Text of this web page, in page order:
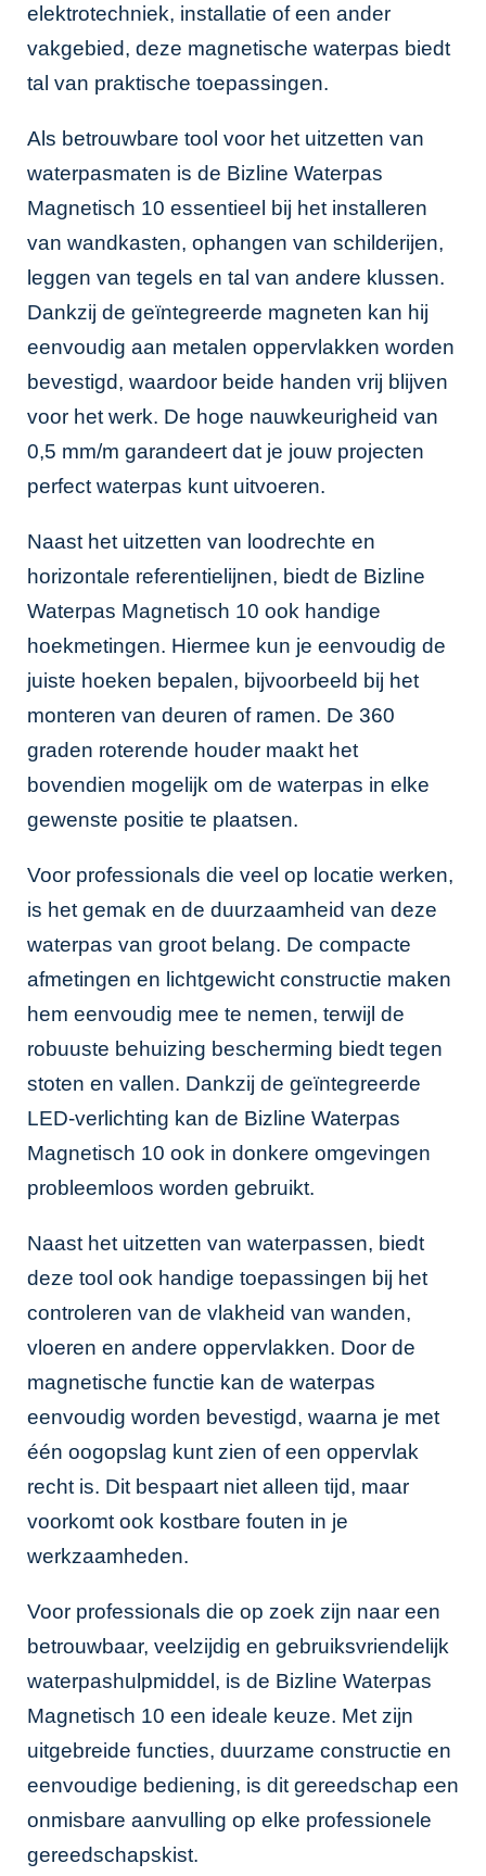
elektrotechniek, installatie of een ander
vakgebied, deze magnetische waterpas biedt
tal van praktische toepassingen.
Als betrouwbare tool voor het uitzetten van
waterpasmaten is de Bizline Waterpas
Magnetisch 10 essentieel bij het installeren
van wandkasten, ophangen van schilderijen,
leggen van tegels en tal van andere klussen.
Dankzij de geïntegreerde magneten kan hij
eenvoudig aan metalen oppervlakken worden
bevestigd, waardoor beide handen vrij blijven
voor het werk. De hoge nauwkeurigheid van
0,5 mm/m garandeert dat je jouw projecten
perfect waterpas kunt uitvoeren.
Naast het uitzetten van loodrechte en
horizontale referentielijnen, biedt de Bizline
Waterpas Magnetisch 10 ook handige
hoekmetingen. Hiermee kun je eenvoudig de
juiste hoeken bepalen, bijvoorbeeld bij het
monteren van deuren of ramen. De 360
graden roterende houder maakt het
bovendien mogelijk om de waterpas in elke
gewenste positie te plaatsen.
Voor professionals die veel op locatie werken,
is het gemak en de duurzaamheid van deze
waterpas van groot belang. De compacte
afmetingen en lichtgewicht constructie maken
hem eenvoudig mee te nemen, terwijl de
robuuste behuizing bescherming biedt tegen
stoten en vallen. Dankzij de geïntegreerde
LED-verlichting kan de Bizline Waterpas
Magnetisch 10 ook in donkere omgevingen
probleemloos worden gebruikt.
Naast het uitzetten van waterpassen, biedt
deze tool ook handige toepassingen bij het
controleren van de vlakheid van wanden,
vloeren en andere oppervlakken. Door de
magnetische functie kan de waterpas
eenvoudig worden bevestigd, waarna je met
één oogopslag kunt zien of een oppervlak
recht is. Dit bespaart niet alleen tijd, maar
voorkomt ook kostbare fouten in je
werkzaamheden.
Voor professionals die op zoek zijn naar een
betrouwbaar, veelzijdig en gebruiksvriendelijk
waterpashulpmiddel, is de Bizline Waterpas
Magnetisch 10 een ideale keuze. Met zijn
uitgebreide functies, duurzame constructie en
eenvoudige bediening, is dit gereedschap een
onmisbare aanvulling op elke professionele
gereedschapskist.